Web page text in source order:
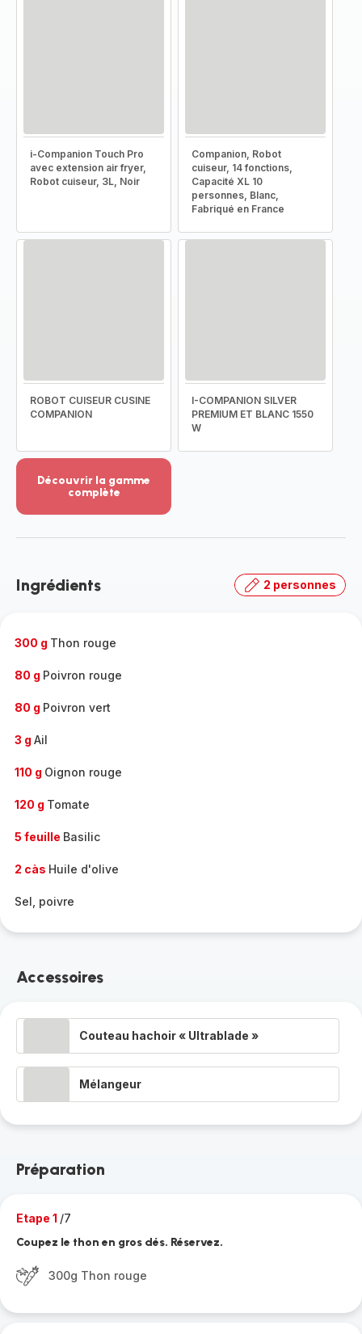
i-Companion Touch Pro
avec extension air fryer,
Robot cuiseur, 3L, Noir
Companion, Robot
cuiseur, 14 fonctions,
Capacité XL 10
personnes, Blanc,
Fabriqué en France
ROBOT CUISEUR CUSINE
COMPANION
I-COMPANION SILVER
PREMIUM ET BLANC 1550
W
Découvrir la gamme
complète
-
gamme
Ingrédients 2 personnes
300 g Thon rouge
80 g Poivron rouge
80 g Poivron vert
3 g Ail
110 g Oignon rouge
120 g Tomate
5 feuille Basilic
2 càs Huile d'olive
Sel, poivre
Accessoires
Couteau hachoir « Ultrablade »
Mélangeur
Préparation
Etape 1 /7
Coupez le thon en gros dés. Réservez.
300g Thon rouge